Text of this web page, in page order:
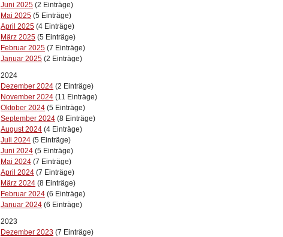
Juni 2025 (2 Einträge)
Mai 2025 (5 Einträge)
April 2025 (4 Einträge)
März 2025 (5 Einträge)
Februar 2025 (7 Einträge)
Januar 2025 (2 Einträge)
2024
Dezember 2024 (2 Einträge)
November 2024 (11 Einträge)
Oktober 2024 (5 Einträge)
September 2024 (8 Einträge)
August 2024 (4 Einträge)
Juli 2024 (5 Einträge)
Juni 2024 (5 Einträge)
Mai 2024 (7 Einträge)
April 2024 (7 Einträge)
März 2024 (8 Einträge)
Februar 2024 (6 Einträge)
Januar 2024 (6 Einträge)
2023
Dezember 2023 (7 Einträge)